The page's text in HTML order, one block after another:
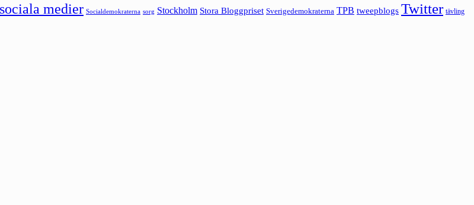
sociala medier Socialdemokraterna sorg Stockholm Stora Bloggpriset Sverigedemokraterna TPB tweepblogs Twitter tävling